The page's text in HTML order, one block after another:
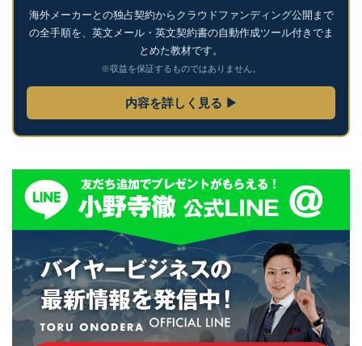
海外メーカーとの独占契約からクラウドファンディング公開まで
の全手順を、英文メール・英文契約書の自動作成ツール付きでま
とめた教材です。
※収益を保証するものではありません。
内容を詳しく見る ▶